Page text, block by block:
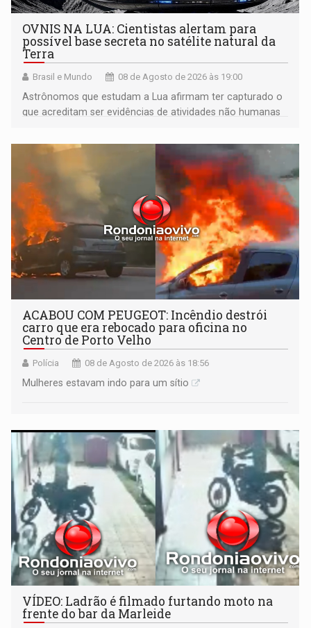
OVNIS NA LUA: Cientistas alertam para
possível base secreta no satélite natural da
Terra
Brasil e Mundo 08 de Agosto de 2026 às 19:00
Astrônomos que estudam a Lua afirmam ter capturado o
que acreditam ser evidências de atividades não humanas
órbita
ACABOU COM PEUGEOT: Incêndio destrói
carro que era rebocado para oficina no
Centro de Porto Velho
Polícia 08 de Agosto de 2026 às 18:56
Mulheres estavam indo para um sítio
VÍDEO: Ladrão é filmado furtando moto na
frente do bar da Marleide